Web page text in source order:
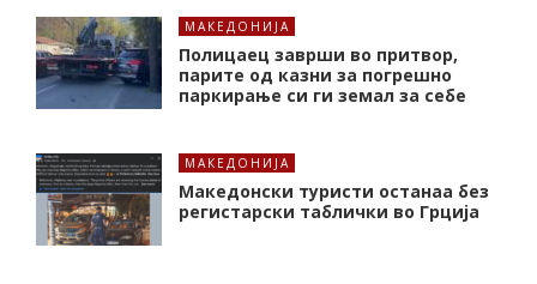
МАКЕДОНИЈА
Полицаец заврши во притвор,
парите од казни за погрешно
паркирање си ги земал за себе
МАКЕДОНИЈА
Македонски туристи останаа без
регистарски таблички во Грција